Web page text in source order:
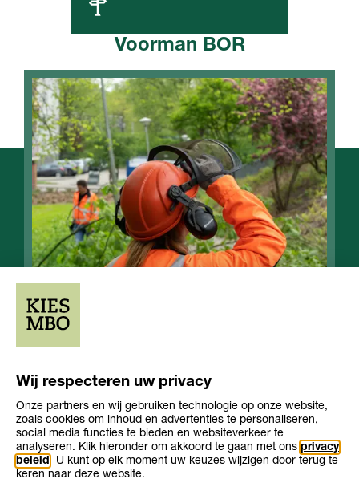
Voorman BOR
niveau
Niveau 3
duur
2-3 jaar
Wij respecteren uw privacy
Onze partners en wij gebruiken technologie op onze website,
zoals cookies om inhoud en advertenties te personaliseren,
social media functies te bieden en websiteverkeer te
analyseren. Klik hieronder om akkoord te gaan met ons privacy
beleid . U kunt op elk moment uw keuzes wijzigen door terug te
keren naar deze website.